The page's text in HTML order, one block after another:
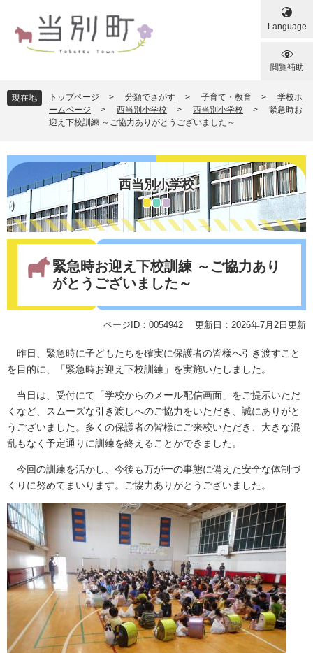
でば
文
Language
閲覧補助
現在地 トップページ > 分類でさがす > 子育て・教育 >
学校ホ
ームページ
> 西当別小学校 > 西当別小学校 >
緊急時お
迎え下校訓練 ～ご協力ありがとうございました～
西当別小学校
緊急時お迎え下校訓練 ～ご協力あり
がとうございました～
ページID：0054942 更新日：2026年7月2日更新
昨日、緊急時に子どもたちを確実に保護者の皆様へ引き渡すこと
を目的に、「緊急時お迎え下校訓練」を実施いたしました。
当日は、受付にて「学校からのメール配信画面」をご提示いただ
くなど、スムーズな引き渡しへのご協力をいただき、誠にありがと
うございました。多くの保護者の皆様にご来校いただき、大きな混
乱もなく予定通りに訓練を終えることができました。
今回の訓練を活かし、今後も万が一の事態に備えた安全な体制づ
くりに努めてまいります。ご協力ありがとうございました。